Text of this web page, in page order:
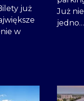
już
w
Już
jedno…